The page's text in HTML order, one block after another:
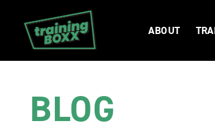
ABOUT
BLOG